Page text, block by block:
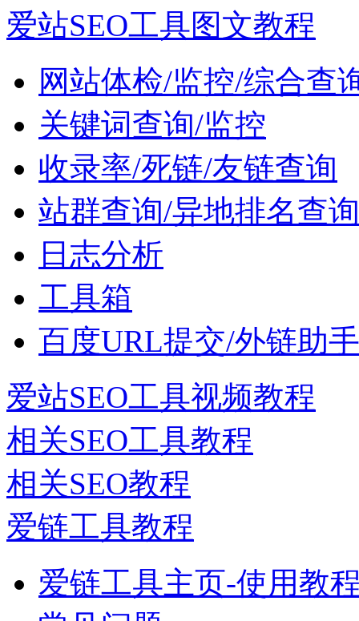
爱站SEO工具图文教程
网站体检/监控/综合查
关键词查询/监控
收录率/死链/友链查询
站群查询/异地排名查询
日志分析
工具箱
百度URL提交/外链助手
爱站SEO工具视频教程
相关SEO工具教程
相关SEO教程
爱链工具教程
爱链工具主页-使用教